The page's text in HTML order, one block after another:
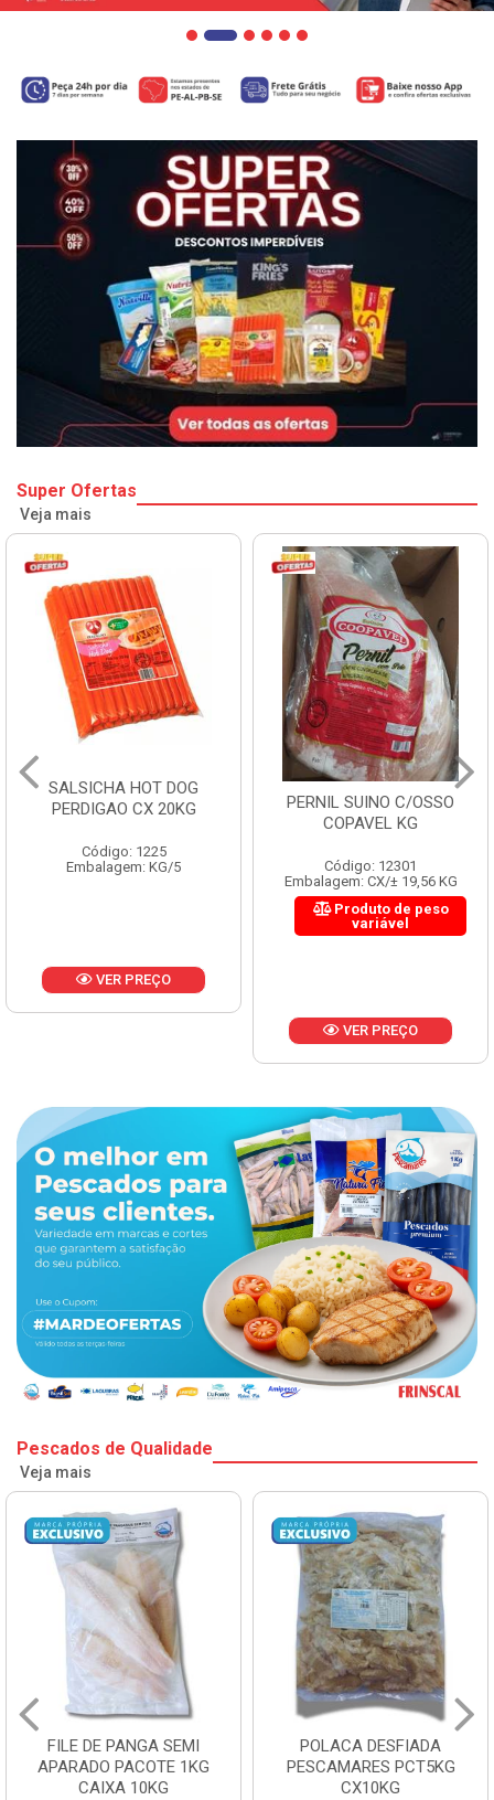
Super Ofertas
Veja mais
SALSICHA HOT DOG
PERDIGAO CX 20KG
Código: 1225
Embalagem: KG/5
VER PREÇO
PERNIL SUINO C/OSSO
COPAVEL KG
Código: 12301
Embalagem: CX/± 19,56 KG
Produto de peso
variável
VER PREÇO
Pescados de Qualidade
Veja mais
FILE DE PANGA SEMI
APARADO PACOTE 1KG
CAIXA 10KG
POLACA DESFIADA
PESCAMARES PCT5KG
CX10KG